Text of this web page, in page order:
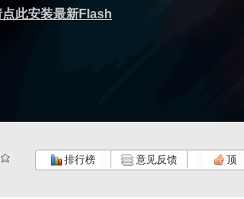
点此安装最新Flash
排行榜 意见反馈 顶